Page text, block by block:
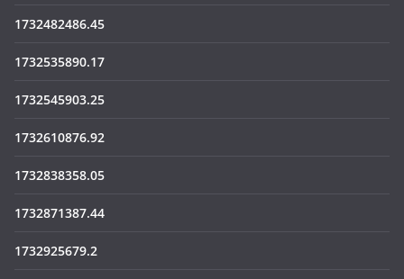
1732482486.45
1732535890.17
1732545903.25
1732610876.92
1732838358.05
1732871387.44
1732925679.2